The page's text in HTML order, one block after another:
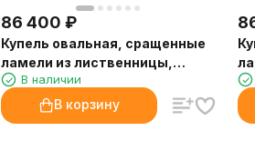
86 400 ₽
Купель овальная, сращенные
ламели из лиственницы,
0,76х1,16
В наличии
В корзину